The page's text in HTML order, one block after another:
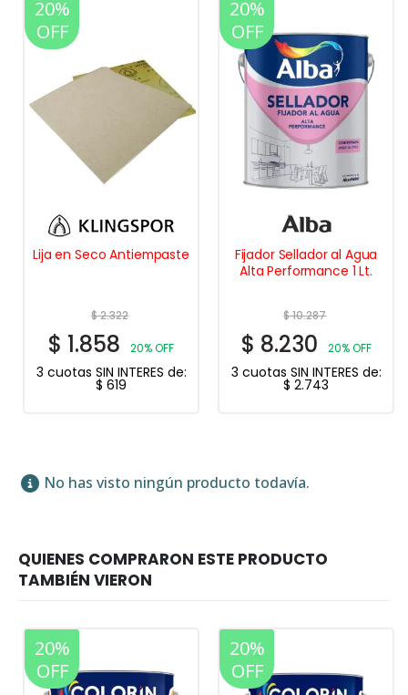
20%
OFF
Lija en Seco Antiempaste
$2.322
$ 1.858 20% OFF
3 cuotas SIN INTERES de:
$ 619
20%
OFF
Fijador Sellador al Agua
Alta Performance 1 Lt.
$10.287
$ 8.230 20% OFF
3 cuotas SIN INTERES de:
$ 2.743
No has visto ningún producto todavía.
20%
OFF
20%
OFF